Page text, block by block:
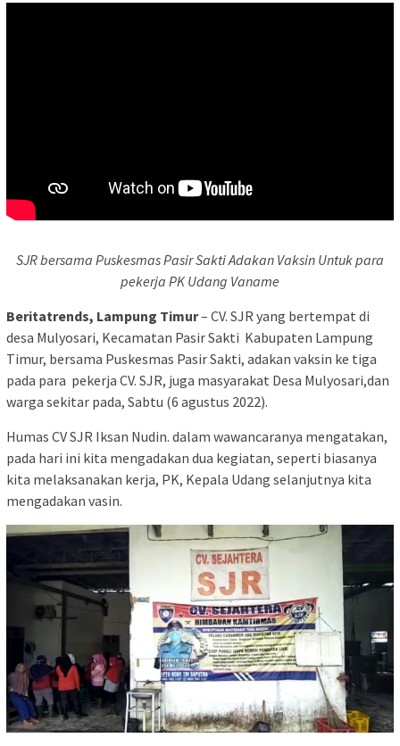
SJR bersama Puskesmas Pasir Sakti Adakan Vaksin Untuk para
pekerja PK Udang Vaname
Beritatrends, Lampung Timur– CV. SJR yang bertempat di
desa Mulyosari, Kecamatan Pasir Sakti Kabupaten Lampung
Timur, bersama Puskesmas Pasir Sakti, adakan vaksin ke tiga
pada para pekerja CV. SJR, juga masyarakat Desa Mulyosari,dan
warga sekitar pada, Sabtu (6 agustus 2022).
Humas CV SJR Iksan Nudin. dalam wawancaranya mengatakan,
pada hari ini kita mengadakan dua kegiatan, seperti biasanya
kita melaksanakan kerja, PK, Kepala Udang selanjutnya kita
mengadakan vasin.